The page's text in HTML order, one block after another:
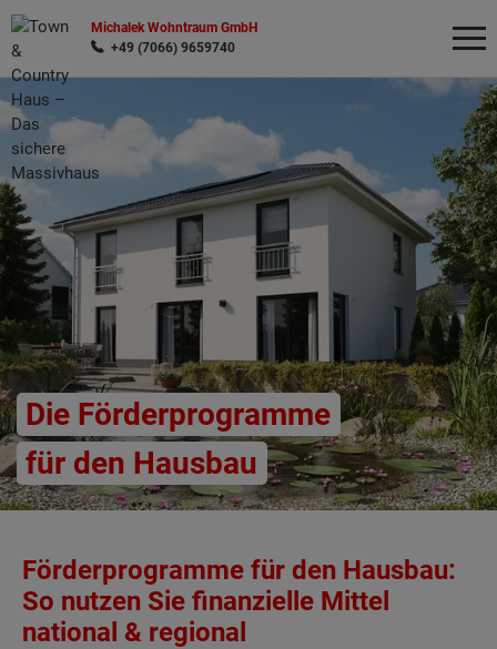
Michalek Wohntraum GmbH
+49 (7066) 9659740
Die Förderprogramme
für den Hausbau
Förderprogramme für den Hausbau:
So nutzen Sie finanzielle Mittel
national & regional
Wonach möchten Sie suchen?